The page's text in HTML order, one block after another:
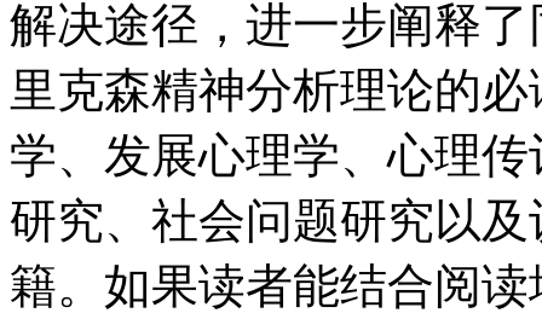
解决途径，进一步阐释
里克森精神分析理论的
学、发展心理学、心理
研究、社会问题研究以
籍。如果读者能结合阅